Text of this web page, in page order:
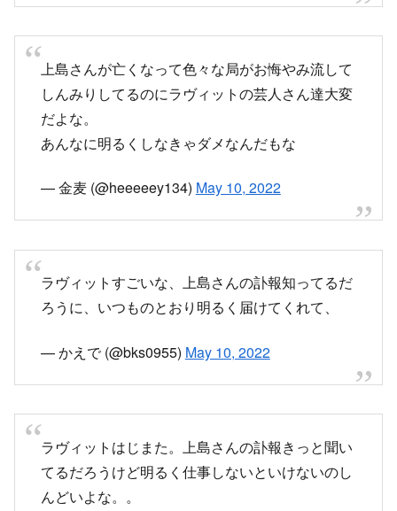
しんみりしてるのにラヴィットの芸人さん達大変
だよな。
あんなに明るくしなきゃダメなんだもな
— 金麦 (@heeeeey134) May 10, 2022
ラヴィットすごいな、上島さんの訃報知ってるだ
ろうに、いつものとおり明るく届けてくれて、
— かえで (@bks0955) May 10, 2022
ラヴィットはじまた。上島さんの訃報きっと聞い
てるだろうけど明るく仕事しないといけないのし
んどいよな。。
— まむ指のユリユリ@3y (@solochiechan)May
10, 2022